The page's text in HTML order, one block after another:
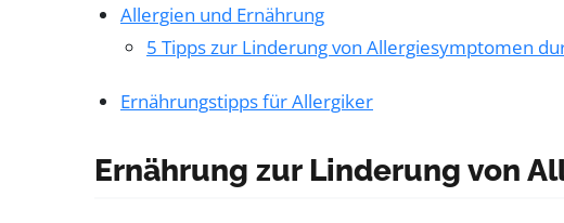
Allergien und Ernährung
5 Tipps zur Linderung von Allergiesymptomen
Ernährungstipps für Allergiker
Ernährung zur Linderung von